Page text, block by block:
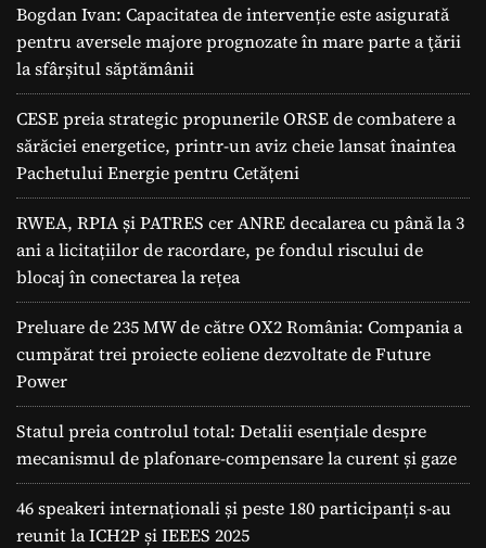
Bogdan Ivan: Capacitatea de intervenție este asigurată
pentru aversele majore prognozate în mare parte a ţării
la sfârșitul săptămânii
CESE preia strategic propunerile ORSE de combatere a
sărăciei energetice, printr-un aviz cheie lansat înaintea
Pachetului Energie pentru Cetățeni
RWEA, RPIA și PATRES cer ANRE decalarea cu până la 3
ani a licitațiilor de racordare, pe fondul riscului de
blocaj în conectarea la rețea
Preluare de 235 MW de către OX2 România: Compania a
cumpărat trei proiecte eoliene dezvoltate de Future
Power
Statul preia controlul total: Detalii esențiale despre
mecanismul de plafonare-compensare la curent și gaze
46 speakeri internaționali și peste 180 participanți s-au
reunit la ICH2P și IEEES 2025